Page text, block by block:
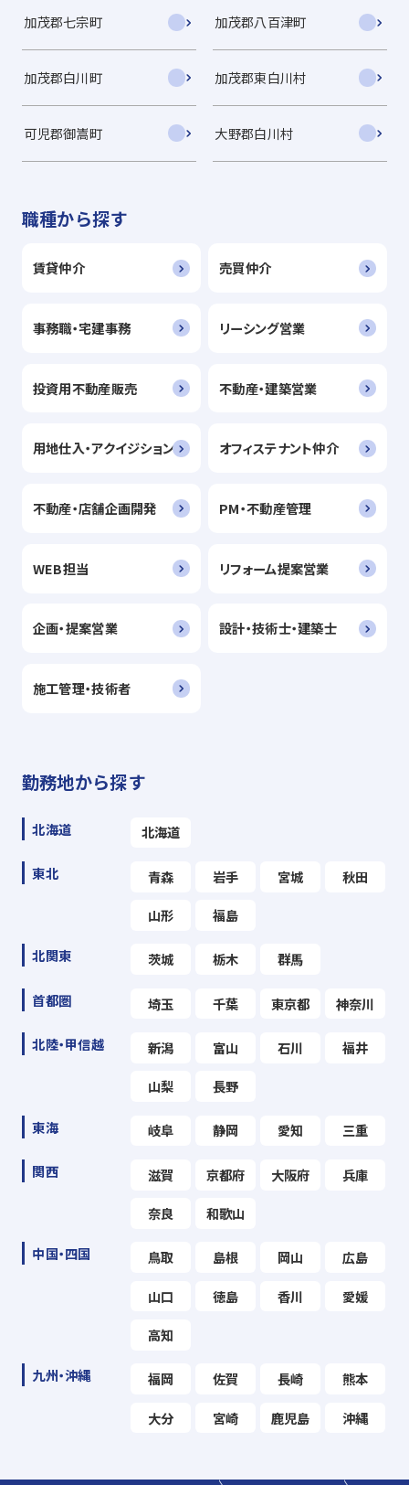
加茂郡七宗町 加茂郡八百津町
加茂郡白川町 加茂郡東白川村
可児郡御嵩町 大野郡白川村
職種から探す
賃貸仲介 売買仲介
事務職・宅建事務 リーシング営業
投資用不動産販売 不動産・建築営業
用地仕入・アクイジション オフィステナント仲介
不動産・店舗企画開発 PM・不動産管理
WEB担当 リフォーム提案営業
企画・提案営業 設計・技術士・建築士
施工管理・技術者
勤務地から探す
北海道 北海道
東北 青森 岩手 宮城 秋田
山形 福島
北関東 茨城 栃木 群馬
首都圏 埼玉 千葉 東京都 神奈川
北陸・甲信越 新潟 富山 石川 福井
山梨 長野
東海 岐阜 静岡 愛知 三重
関西 滋賀 京都府 大阪府 兵庫
奈良 和歌山
中国・四国 鳥取 島根 岡山 広島
山口 徳島 香川 愛媛
高知
九州・沖縄 福岡 佐賀 長崎 熊本
大分 宮崎 鹿児島 沖縄